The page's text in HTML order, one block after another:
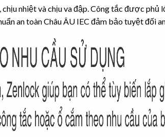
nhiệt và chịu va đập. Công tắc được
an toàn Châu ÂU IEC đảm bảo tuyệt đối